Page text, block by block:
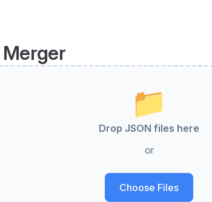
📁
Drop JSON files here
or
Choose Files